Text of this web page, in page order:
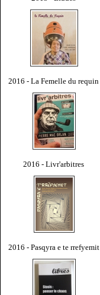
2016 - La Femelle du requin
2016 - Livr'arbitres
2016 - Pasqyra e te rrefyemit